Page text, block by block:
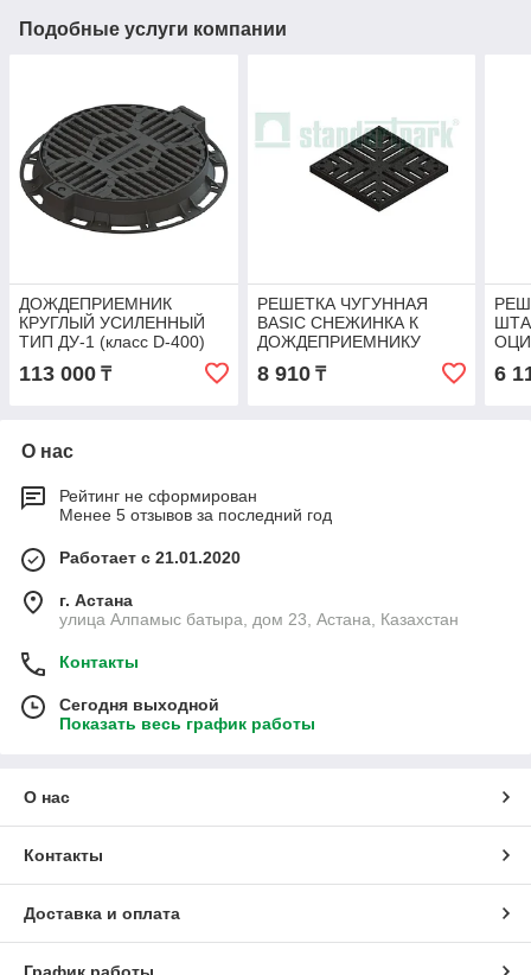
Подобные услуги компании
ДОЖДЕПРИЕМНИК
КРУГЛЫЙ УСИЛЕННЫЙ
ТИП ДУ-1 (класс D-400)
113 000 ₸
РЕШЕТКА ЧУГУННАЯ
BASIC СНЕЖИНКА К
ДОЖДЕПРИЕМНИКУ
8 910₸ 6
О нас
Рейтинг не сформирован
Менее 5 отзывов за последний год
Работает с 21.01.2020
г. Астана
улица Алпамыс батыра, дом 23, Астана, Казахстан
Контакты
Сегодня выходной
Показать весь график работы
О нас
Контакты
Доставка и оплата